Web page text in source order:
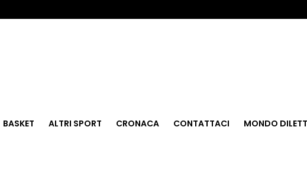
BASKET ALTRI SPORT CRONACA CONTATTACI MONDO